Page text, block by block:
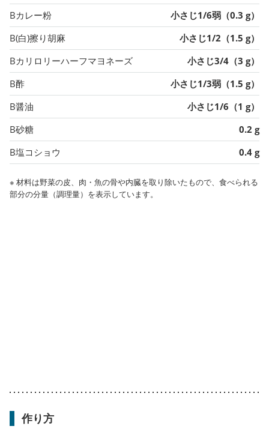
Bカレー粉
小さじ1/6弱（0.3 g）
B(白)擦り胡麻
小さじ1/2（1.5 g）
Bカリロリーハーフマヨネーズ
小さじ3/4（3 g）
B酢
小さじ1/3弱（1.5 g）
B醤油
小さじ1/6（1 g）
B砂糖
0.2 g
B塩コショウ
0.4 g
※ 材料は野菜の皮、肉・魚の骨や内臓を取り除いたもので、食べられる
部分の分量（調理量）を表示しています。
作り方